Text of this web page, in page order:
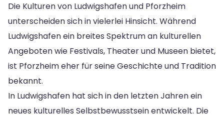
Die Kulturen von Ludwigshafen und Pforzheim
unterscheiden sich in vielerlei Hinsicht. Während
Ludwigshafen ein breites Spektrum an kulturellen
Angeboten wie Festivals, Theater und Museen bietet,
ist Pforzheim eher für seine Geschichte und Tradition
bekannt.
In Ludwigshafen hat sich in den letzten Jahren ein
neues kulturelles Selbstbewusstsein entwickelt. Die